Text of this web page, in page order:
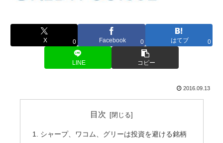
X 0 Facebook 0 はてブ 0
LINE コピー
2016.09.13
目次
シャープ、ワコム、グリーは投資を避ける銘柄